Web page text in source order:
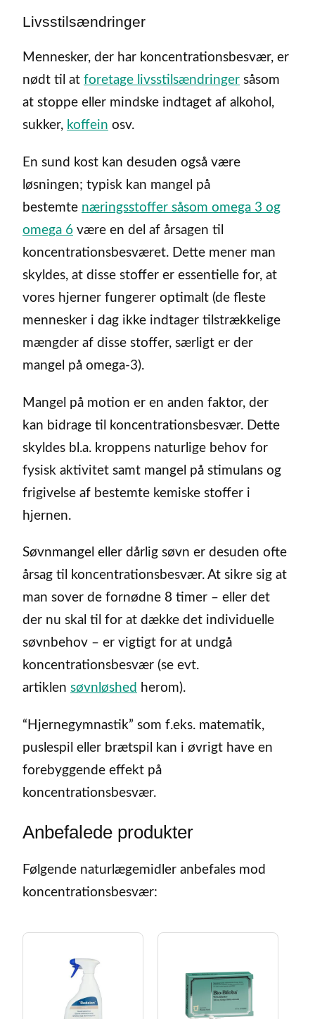
Livsstilsændringer
Mennesker, der har koncentrationsbesvær, er
nødt til at foretage livsstilsændringer såsom
at stoppe eller mindske indtaget af alkohol,
sukker, koffein osv.
En sund kost kan desuden også være
løsningen; typisk kan mangel på
bestemte næringsstoffer såsom omega 3 og
omega 6 være en del af årsagen til
koncentrationsbesværet. Dette mener man
skyldes, at disse stoffer er essentielle for, at
vores hjerner fungerer optimalt (de fleste
mennesker i dag ikke indtager tilstrækkelige
mængder af disse stoffer, særligt er der
mangel på omega-3).
Mangel på motion er en anden faktor, der
kan bidrage til koncentrationsbesvær. Dette
skyldes bl.a. kroppens naturlige behov for
fysisk aktivitet samt mangel på stimulans og
frigivelse af bestemte kemiske stoffer i
hjernen.
Søvnmangel eller dårlig søvn er desuden ofte
årsag til koncentrationsbesvær. At sikre sig at
man sover de fornødne 8 timer – eller det
der nu skal til for at dække det individuelle
søvnbehov – er vigtigt for at undgå
koncentrationsbesvær (se evt.
artiklen søvnløshed herom).
“Hjernegymnastik” som f.eks. matematik,
puslespil eller brætspil kan i øvrigt have en
forebyggende effekt på
koncentrationsbesvær.
Anbefalede produkter
Følgende naturlægemidler anbefales mod
koncentrationsbesvær: